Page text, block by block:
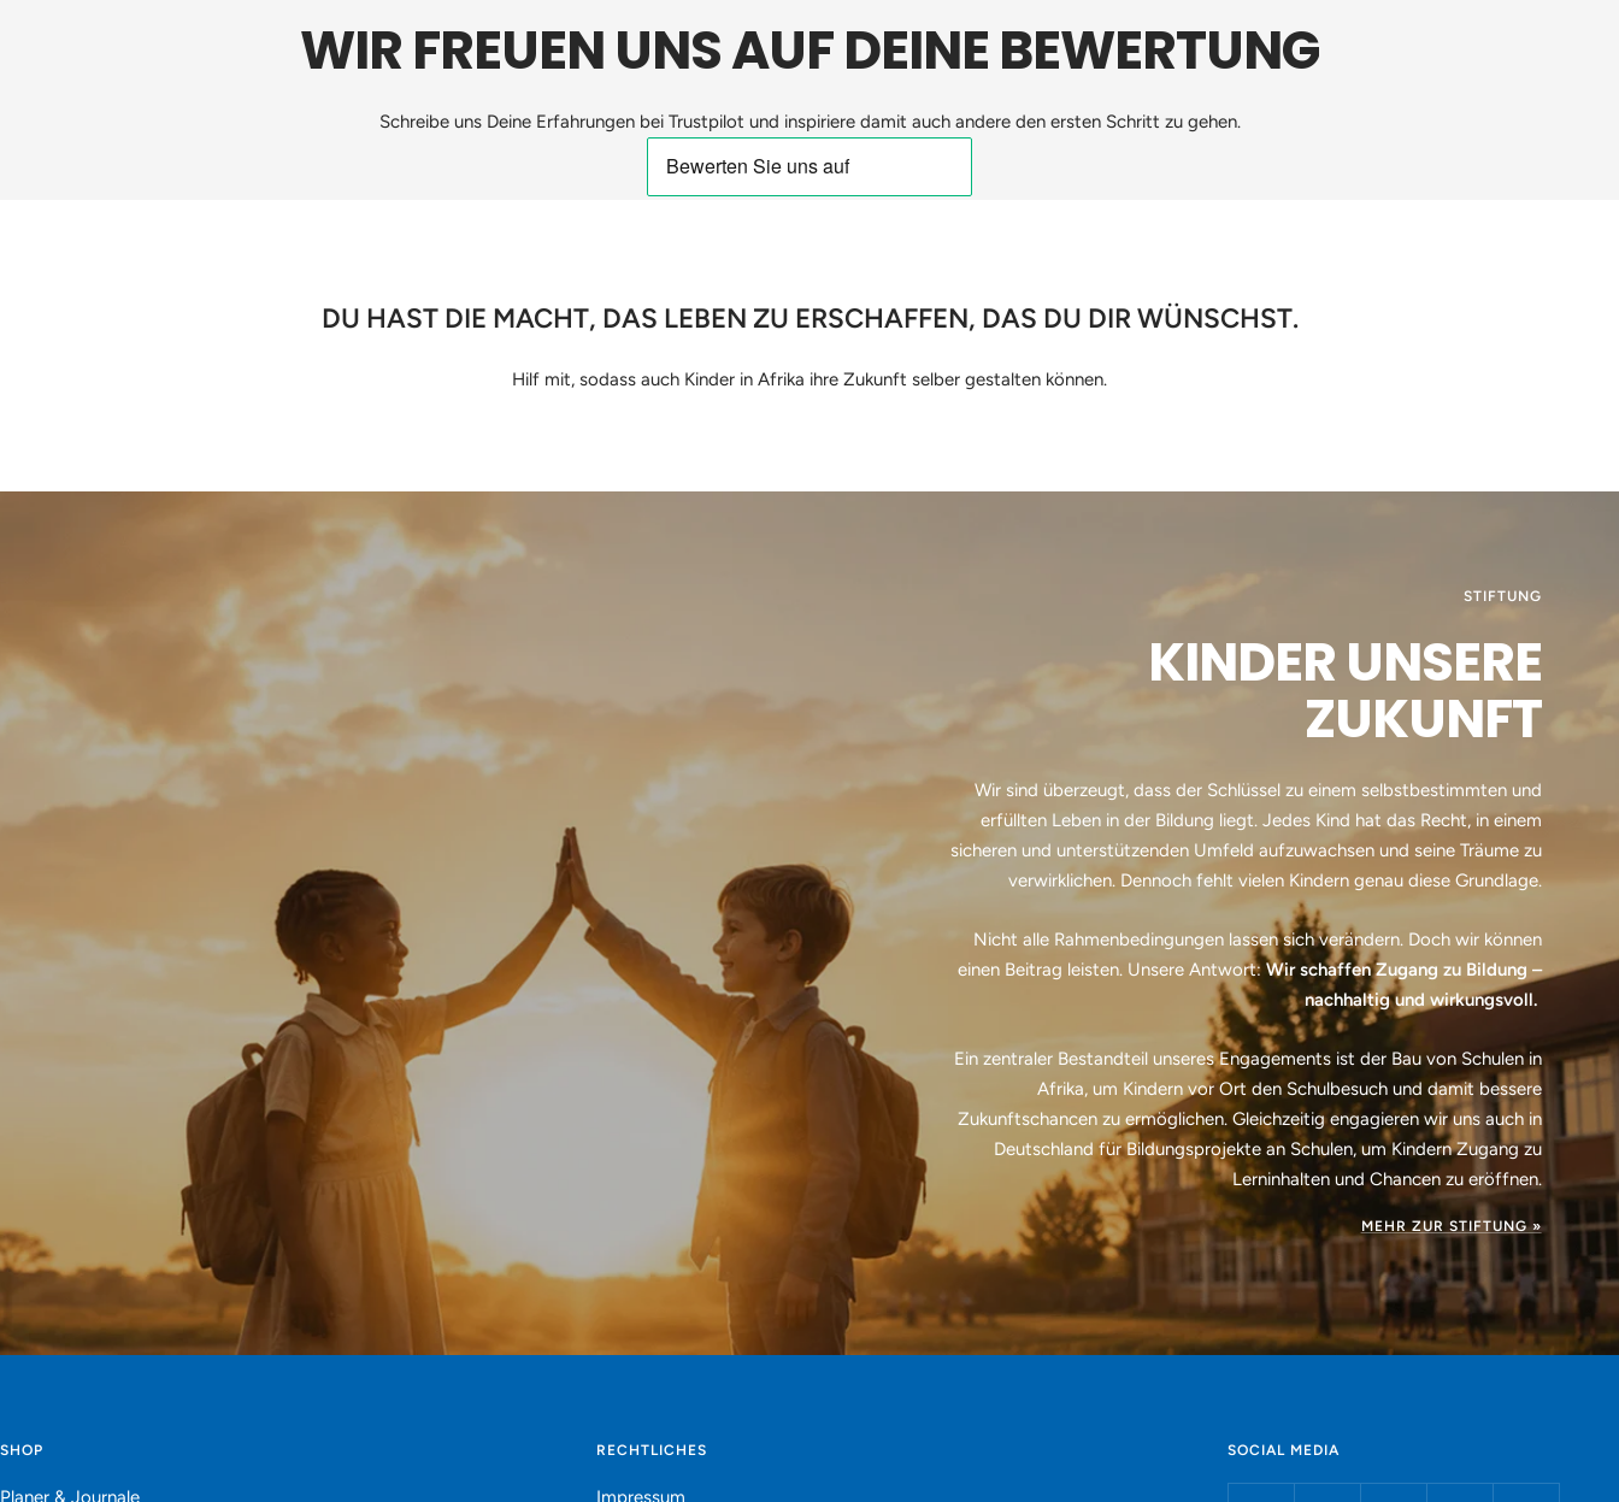
WIR FREUEN UNS AUF DEINE BEWERTUNG
Schreibe uns Deine Erfahrungen bei Trustpilot und inspiriere damit auch andere den ersten Schritt zu gehen.
DU HAST DIE MACHT, DAS LEBEN ZU ERSCHAFFEN, DAS DU DIR WÜNSCHST.
Hilf mit, sodass auch Kinder in Afrika ihre Zukunft selber gestalten können.
STIFTUNG
KINDER UNSERE
ZUKUNFT
Wir sind überzeugt, dass der Schlüssel zu einem selbstbestimmten und
erfüllten Leben in der Bildung liegt. Jedes Kind hat das Recht, in einem
sicheren und unterstützenden Umfeld aufzuwachsen und seine Träume zu
verwirklichen. Dennoch fehlt vielen Kindern genau diese Grundlage.
Nicht alle Rahmenbedingungen lassen sich verändern. Doch wir können
einen Beitrag leisten. Unsere Antwort: Wir schaffen Zugang zu Bildung –
nachhaltig und wirkungsvoll.
Ein zentraler Bestandteil unseres Engagements ist der Bau von Schulen in
Afrika, um Kindern vor Ort den Schulbesuch und damit bessere
Zukunftschancen zu ermöglichen. Gleichzeitig engagieren wir uns auch in
Deutschland für Bildungsprojekte an Schulen, um Kindern Zugang zu
Lerninhalten und Chancen zu eröffnen.
MEHR ZUR STIFTUNG »
SHOP
Planer & Journale
RECHTLICHES
Impressum
SOCIAL MEDIA